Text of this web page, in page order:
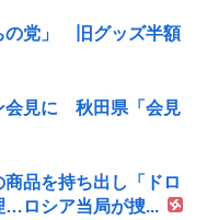
の党」 旧グッズ半額
会見に 秋田県「会見
品を持ち出し「ドロ
…ロシア当局が捜...